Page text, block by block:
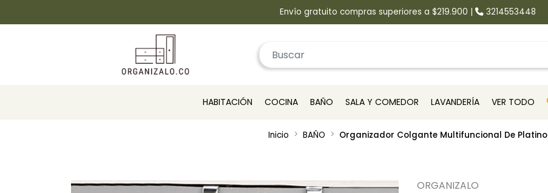
Envío gratuito compras superiores a $219.900 | 3214553448
HABITACIÓN COCINA BAÑO SALA Y COMEDOR LAVANDERÍA VER TODO
Inicio BAÑO Organizador Colgante Multifuncional De Platino
ORGANIZALO